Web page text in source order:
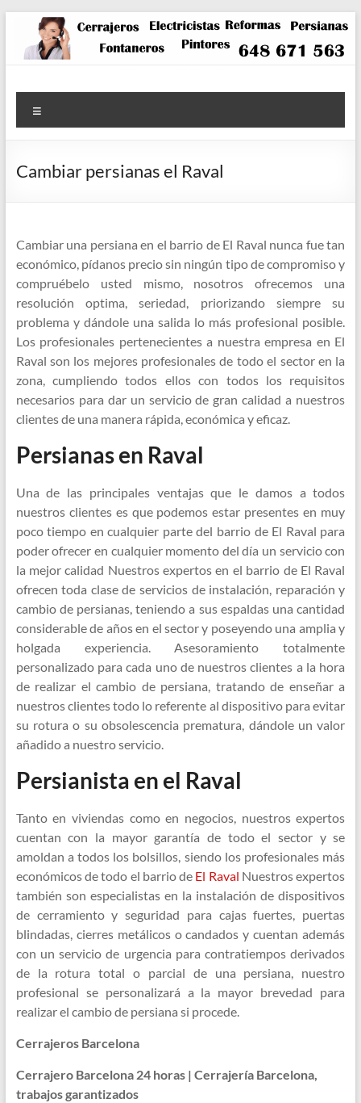
contenido
Cambiar persianas el Raval
Cambiar una persiana en el barrio de El Raval nunca fue tan
económico, pídanos precio sin ningún tipo de compromiso y
compruébelo usted mismo, nosotros ofrecemos una
resolución optima, seriedad, priorizando siempre su
problema y dándole una salida lo más profesional posible.
Los profesionales pertenecientes a nuestra empresa en El
Raval son los mejores profesionales de todo el sector en la
zona, cumpliendo todos ellos con todos los requisitos
necesarios para dar un servicio de gran calidad a nuestros
clientes de una manera rápida, económica y eficaz.
Persianas en Raval
Una de las principales ventajas que le damos a todos
nuestros clientes es que podemos estar presentes en muy
poco tiempo en cualquier parte del barrio de El Raval para
poder ofrecer en cualquier momento del día un servicio con
la mejor calidad Nuestros expertos en el barrio de El Raval
ofrecen toda clase de servicios de instalación, reparación y
cambio de persianas, teniendo a sus espaldas una cantidad
considerable de años en el sector y poseyendo una amplia y
holgada experiencia. Asesoramiento totalmente
personalizado para cada uno de nuestros clientes a la hora
de realizar el cambio de persiana, tratando de enseñar a
nuestros clientes todo lo referente al dispositivo para evitar
su rotura o su obsolescencia prematura, dándole un valor
añadido a nuestro servicio.
Persianista en el Raval
Tanto en viviendas como en negocios, nuestros expertos
cuentan con la mayor garantía de todo el sector y se
amoldan a todos los bolsillos, siendo los profesionales más
económicos de todo el barrio de El Raval Nuestros expertos
también son especialistas en la instalación de dispositivos
de cerramiento y seguridad para cajas fuertes, puertas
blindadas, cierres metálicos o candados y cuentan además
con un servicio de urgencia para contratiempos derivados
de la rotura total o parcial de una persiana, nuestro
profesional se personalizará a la mayor brevedad para
realizar el cambio de persiana si procede.
Cerrajeros Barcelona
Cerrajero Barcelona 24 horas | Cerrajería Barcelona,
trabajos garantizados